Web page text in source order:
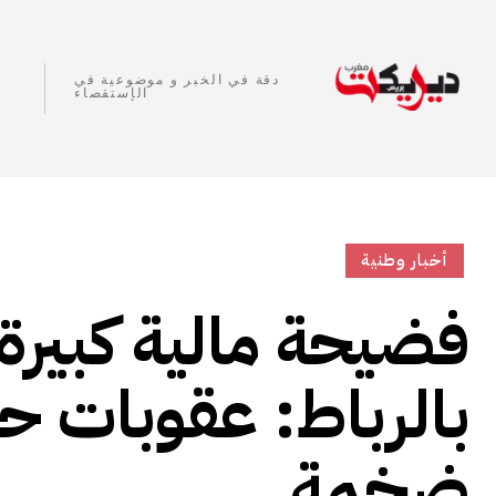
دقة في الخبر و موضوعية في
الإستقصاء
أخبار وطنية
فضيحة مالية
بالرباط: عقوبات